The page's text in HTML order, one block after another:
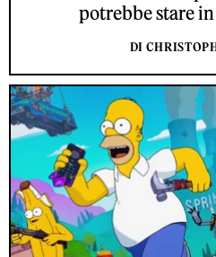
potrebbe stare
DI